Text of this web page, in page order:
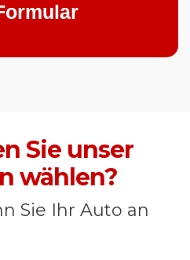
Sie unser
wählen?
Sie Ihr Auto an